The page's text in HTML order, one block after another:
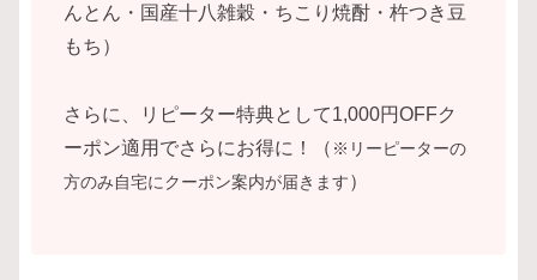
んとん・国産十八雑穀・ちこり焼酎・杵つき豆
もち）
さらに、リピーター特典として1,000円OFFク
ーポン適用でさらにお得に！（ ※リーピーターの
方のみ自宅にクーポン案内が届きます）